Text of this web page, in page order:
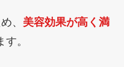
、 美容効果が高く満
。